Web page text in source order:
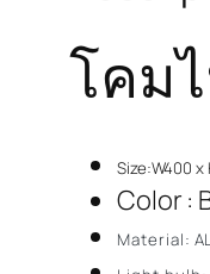
โคม
Size:W400 x
Color :
Material: